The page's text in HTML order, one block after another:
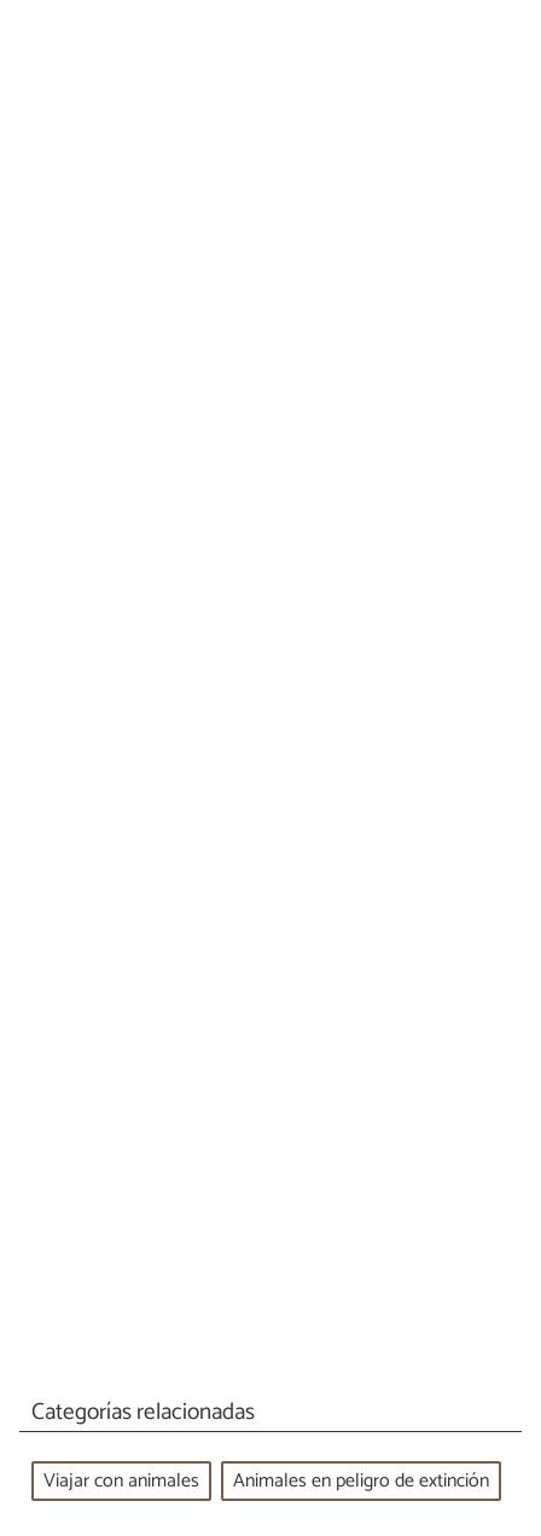
Categorías relacionadas
Viajar con animales Animales en peligro de extinción